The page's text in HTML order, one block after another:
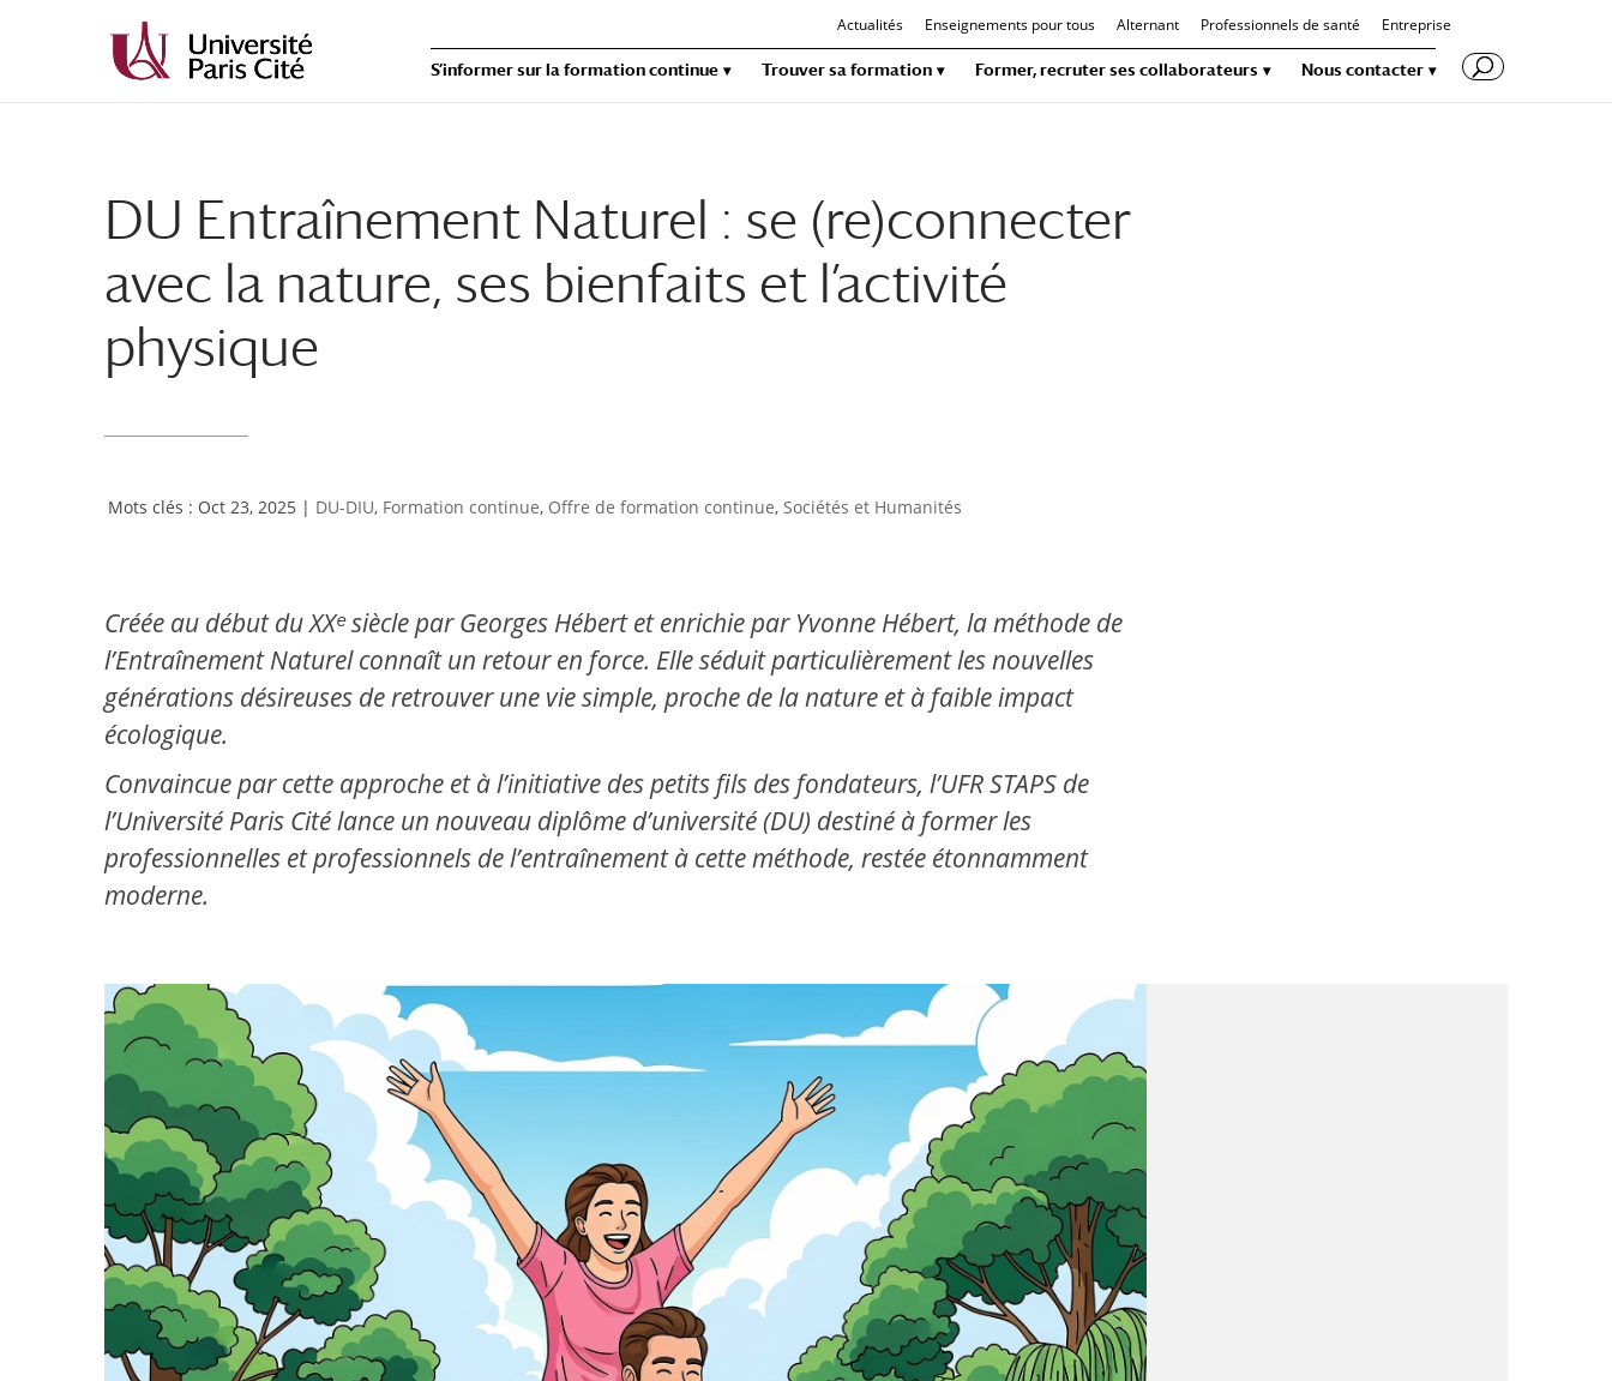
Actualités Enseignements pour tous Alternant Professionnels de santé Entreprise
S’informer sur la formation continue Trouver sa formation Former, recruter ses collaborateurs Nous contacter
DU Entraînement Naturel : se (re)connecter
avec la nature, ses bienfaits et l’activité
physique
Oct 23, 2025 | DU-DIU, Formation continue, Offre de formation continue, Sociétés et Humanités
Créée au début du XXᵉ siècle par Georges Hébert et enrichie par Yvonne Hébert, la méthode de
l’Entraînement Naturel connaît un retour en force. Elle séduit particulièrement les nouvelles
générations désireuses de retrouver une vie simple, proche de la nature et à faible impact
écologique.
Convaincue par cette approche et à l’initiative des petits fils des fondateurs, l’UFR STAPS de
l’Université Paris Cité lance un nouveau diplôme d’université (DU) destiné à former les
professionnelles et professionnels de l’entraînement à cette méthode, restée étonnamment
moderne.